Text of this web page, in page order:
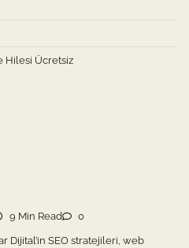
Hilesi Ücretsiz
9 Min Read 0
Dijital’in SEO stratejileri, web